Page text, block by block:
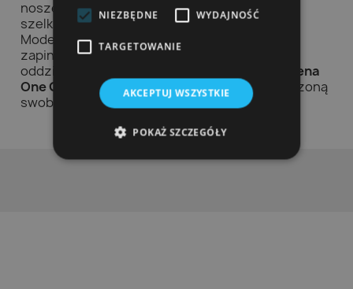
noszenia zapewniają regulowane, wyściełane
szelki oraz ergonomiczna konstrukcja pleców.
Model ten posiada liczne kieszenie, w tym
zapinaną na suwak kieszeń na drobiazgi oraz
oddzielną przegródkę na laptopa. Wybierz
Arena
One Go Backpack, aby cieszyć się nieograniczoną
swobodą podczas każdej podróży.
NIEZBĘDNE WYDAJNOŚĆ
TARGETOWANIE
AKCEPTUJ WSZYSTKIE
POKAŻ SZCZEGÓŁY